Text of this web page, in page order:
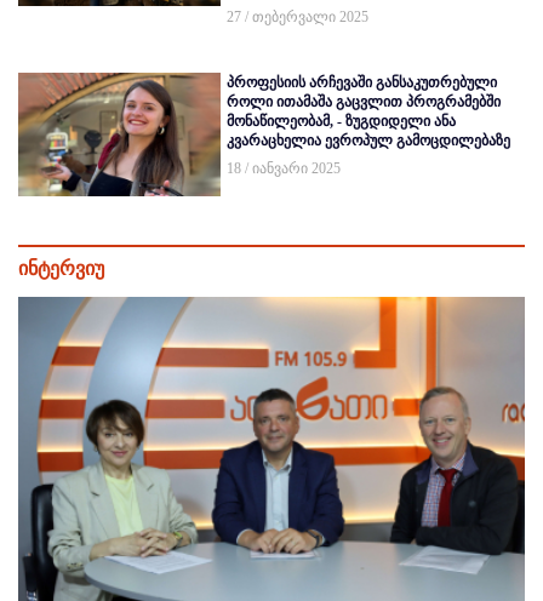
27 / თებერვალი 2025
პროფესიის არჩევაში განსაკუთრებული
როლი ითამაშა გაცვლით პროგრამებში
მონაწილეობამ, - ზუგდიდელი ანა
კვარაცხელია ევროპულ გამოცდილებაზე
18 / იანვარი 2025
ინტერვიუ